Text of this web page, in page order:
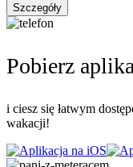
Szczegóły
Pobierz
i ciesz się łatwym
wakacji!